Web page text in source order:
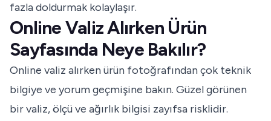
fazla doldurmak kolaylaşır.
Online Valiz Alırken Ürün
Sayfasında Neye Bakılır?
Online valiz alırken ürün fotoğrafından çok teknik
bilgiye ve yorum geçmişine bakın. Güzel görünen
bir valiz, ölçü ve ağırlık bilgisi zayıfsa risklidir.